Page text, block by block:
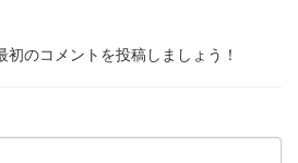
のコメントを投稿しましょう！